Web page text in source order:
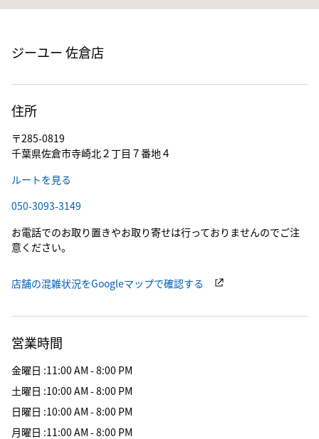
ジーユー 佐倉店
住所
〒285-0819
千葉県佐倉市寺崎北２丁目７番地４
ルートを見る
050-3093-3149
お電話でのお取り置きやお取り寄せは行っておりませんのでご注
意ください。
店舗の混雑状況をGoogleマップで確認する
営業時間
金曜日 :11:00 AM - 8:00 PM
土曜日 :10:00 AM - 8:00 PM
日曜日 :10:00 AM - 8:00 PM
月曜日 :11:00 AM - 8:00 PM